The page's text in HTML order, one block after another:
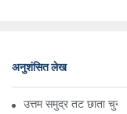
अनुशंसित लेख
उत्तम समुद्र तट छाता चुनने